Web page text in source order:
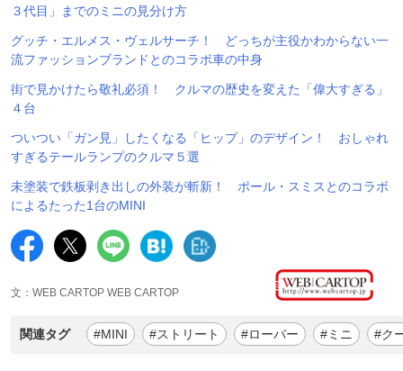
３代目」までのミニの見分け方
グッチ・エルメス・ヴェルサーチ！ どっちが主役かわからない一
流ファッションブランドとのコラボ車の中身
街で見かけたら敬礼必須！ クルマの歴史を変えた「偉大すぎる」
４台
ついつい「ガン見」したくなる「ヒップ」のデザイン！ おしゃれ
すぎるテールランプのクルマ５選
未塗装で鉄板剥き出しの外装が斬新！ ポール・スミスとのコラボ
によるたった1台のMINI
文：WEB CARTOP WEB CARTOP
関連タグ #MINI #ストリート #ローバー #ミニ #ク